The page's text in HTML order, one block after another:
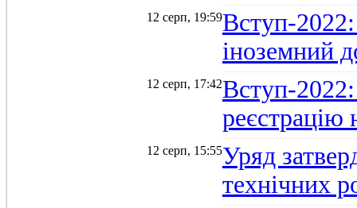
12 серп, 19:59Вступ-
іноземний
12 серп, 17:42Вступ-
12 серп, 15:55Уряд
технічних